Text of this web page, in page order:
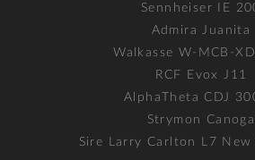
Sennheiser IE
Admira Juanita
Walkasse W-MCB-
RCF Evox J11
AlphaTheta CDJ
Strymon Canoga
Sire Larry Carlton L7 New